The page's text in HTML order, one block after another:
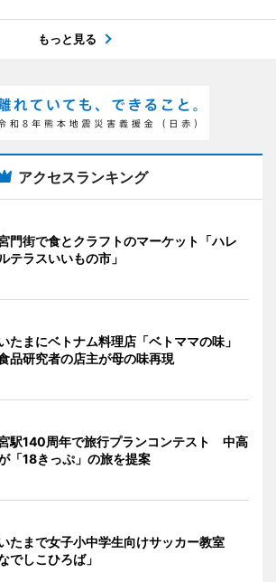
もっと見る
アクセスランキング
門街で食とクラフトのマーケット「ハレ
テラスいいもの市」
たまにベトナム料理店「ベトママの味」
品研究者の店主が母の味再現
駅140周年で旅行プランコンテスト 中高
「18きっぷ」の旅を提案
たまで女子小中学生向けサッカー教室
なでしこひろば」